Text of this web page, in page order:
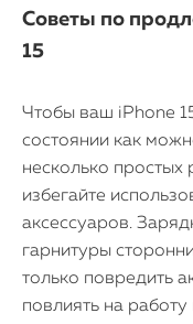
Советы по
15
Чтобы ваш iPhone
состоянии как
несколько
избегайте
аксессуаров.
гарнитуры
только повредить
повлиять на